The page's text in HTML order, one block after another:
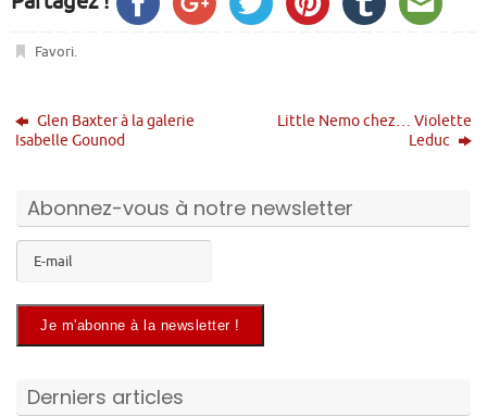
Favori.
Glen Baxter à la galerie
Isabelle Gounod
Little Nemo chez… Violette
Leduc
Abonnez-vous à notre newsletter
Derniers articles